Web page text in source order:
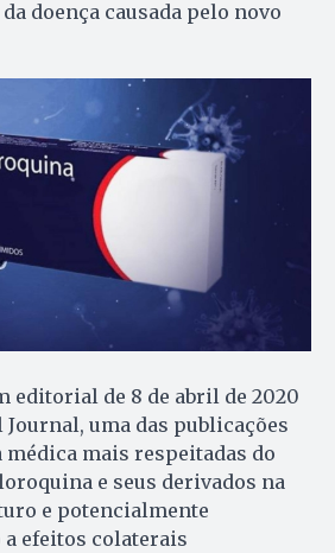
doença causada pelo novo
editorial de 8 de abril de 2020
uma das publicações
mais respeitadas do
e seus derivados na
e potencialmente
efeitos colaterais